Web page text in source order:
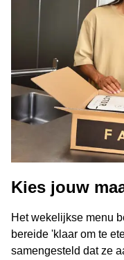
Kies jouw
Het wekelijkse menu
bereide 'klaar om te
samengesteld dat ze